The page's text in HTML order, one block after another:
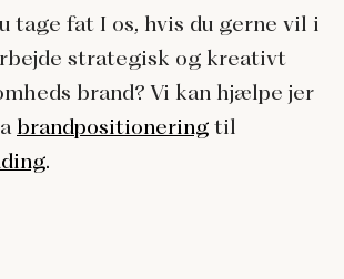
tage fat I os, hvis du gerne vil i
strategisk og kreativt
brand? Vi kan hjælpe jer
brandpositionering til
.